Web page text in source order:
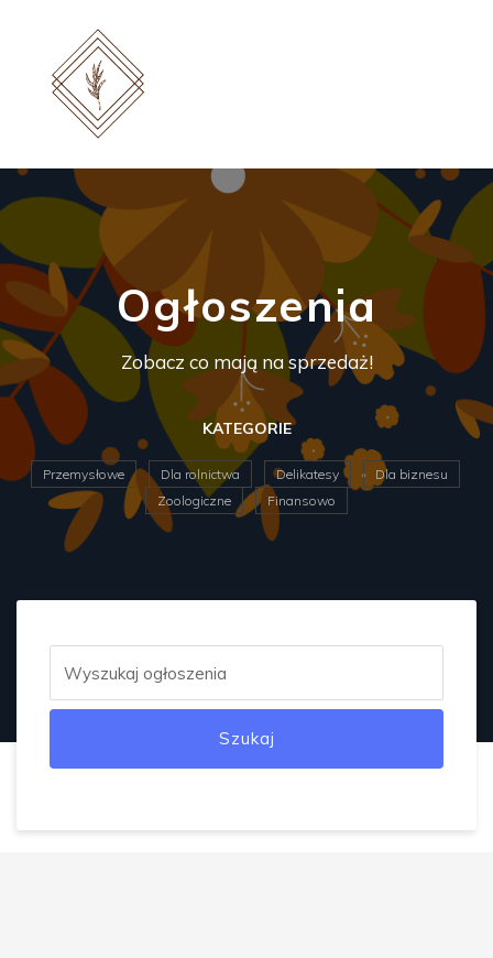
Ogłoszenia
Zobacz co mają na sprzedaż!
KATEGORIE
Przemysłowe Dla rolnictwa Delikatesy
Dla biznesu
Zoologiczne
Finansowo
Szukaj